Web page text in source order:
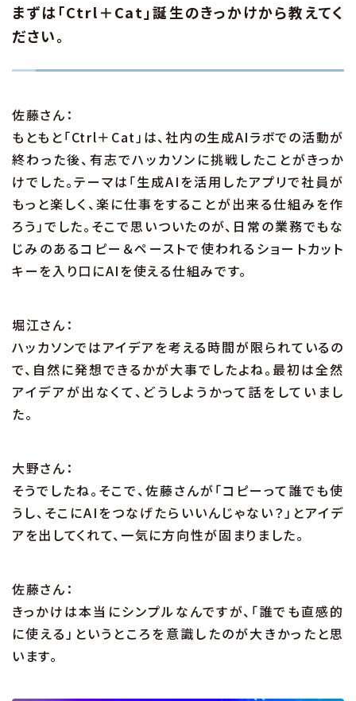
まずは「Ctrl＋Cat」誕生のきっかけから教えてく
ださい。
佐藤さん：
もともと「Ctrl＋Cat」は、社内の生成AIラボでの活動が
終わった後、有志でハッカソンに挑戦したことがきっか
けでした。テーマは「生成AIを活用したアプリで社員が
もっと楽しく、楽に仕事をすることが出来る仕組みを作
ろう」でした。そこで思いついたのが、日常の業務でもな
じみのあるコピー＆ペーストで使われるショートカット
キーを入り口にAIを使える仕組みです。
堀江さん：
ハッカソンではアイデアを考える時間が限られているの
で、自然に発想できるかが大事でしたよね。最初は全然
アイデアが出なくて、どうしようかって話をしていまし
た。
大野さん：
そうでしたね。そこで、佐藤さんが「コピーって誰でも使
うし、そこにAIをつなげたらいいんじゃない？」とアイデ
アを出してくれて、一気に方向性が固まりました。
佐藤さん：
きっかけは本当にシンプルなんですが、「誰でも直感的
に使える」というところを意識したのが大きかったと思
います。